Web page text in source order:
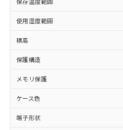
使用湿度範囲
標高
保護構造
メモリ保護
ケース色
端子形状
正式な納期状況お
ムロン制御機器販
オムロン制御機器
販売ネット
在庫状況および標
事前の承諾なく第
示しないようお願
マイパーツ機能（
(PBDE) 1000ppm以下、フタル
ルベンジル（BBP） 1000ppm以
（DBP） 1000ppm以下、フタ
但し、RoHS指令で産業用監視
フタル酸エステル類の４物質に
部品在庫の切り替え状況
月が前後することがあり
DBP(フタル酸ジブチル) :
イソブチル) : 1000ppm、 BBP(
DEHP(フタル酸ビス(2-エチルヘ
※2 環境保護使用期限
「ｅ」：有害物質（10物
準値以下であることを示
「10」：通常の使用状況
質が外部に漏えいし、
当社は規制貨物を
全に破砕するなど
当社は貴社製品を
ル、化学兵器、生
武器並びにこれら
当社は、貴社製品
場合は、上記1、2
該第三者に通知し
販売先および販売
一定数以上の
一定数には満
在庫なし(最新
いては、お客
たはお客様担
機器販売店・
受注生産機種